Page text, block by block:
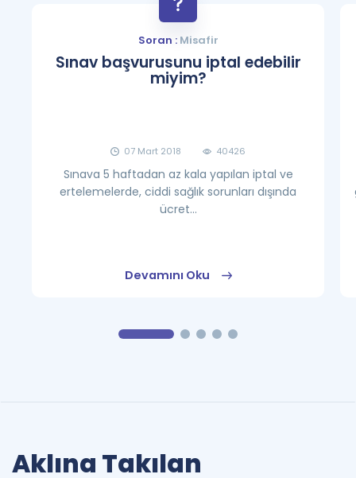
Soran :Misafir
Sınav başvurusunu iptal edebilir
miyim?
07 Mart 2018 40426
Sınava 5 haftadan az kala yapılan iptal ve
ertelemelerde, ciddi sağlık sorunları dışında
ücret...
Devamını Oku
Aklına Takılan